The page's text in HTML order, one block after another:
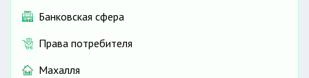
Банковская сфера
Права потребителя
Махалля